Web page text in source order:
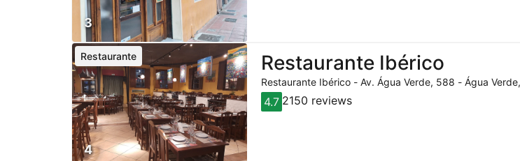
3
4
Restaurante Ibérico
Restaurante
Restaurante Ibérico - Av. Água Verde, 588 - Água
4.7 2150 reviews